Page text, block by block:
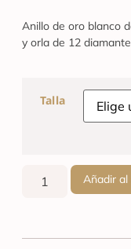
Anillo de oro blanco
y orla de 12
Talla
Añadir